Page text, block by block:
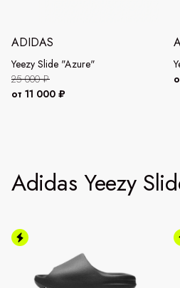
ADIDAS
Yeezy Slide "Azure"
25 000 ₽
от 11 000 ₽
Adidas Yeezy